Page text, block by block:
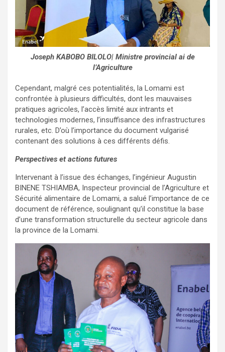
Joseph KABOBO BILOLO| Ministre provincial ai de
l’Agriculture
Cependant, malgré ces potentialités, la Lomami est
confrontée à plusieurs difficultés, dont les mauvaises
pratiques agricoles, l’accès limité aux intrants et
technologies modernes, l’insuffisance des infrastructures
rurales, etc. D’où l’importance du document vulgarisé
contenant des solutions à ces différents défis.
Perspectives et actions futures
Intervenant à l’issue des échanges, l’ingénieur Augustin
BINENE TSHIAMBA, Inspecteur provincial de l’Agriculture et
Sécurité alimentaire de Lomami, a salué l’importance de ce
document de référence, soulignant qu’il constitue la base
d’une transformation structurelle du secteur agricole dans
la province de la Lomami.